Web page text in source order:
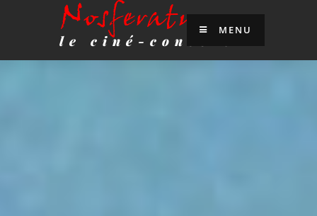
Nosferatu
le ciné-concert
MENU